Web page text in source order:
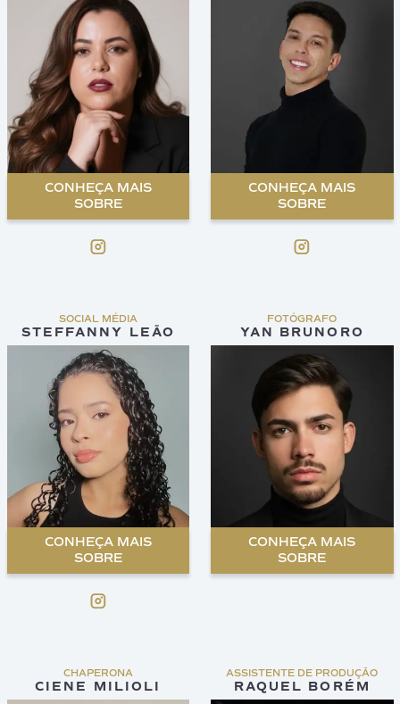
CONHEÇA MAIS
SOBRE
CONHEÇA MAIS
SOBRE
SOCIAL MÉDIA
STEFFANNY LEÃO
CONHEÇA MAIS
SOBRE
FOTÓGRAFO
YAN BRUNORO
CONHEÇA MAIS
SOBRE
CHAPERONA
CIENE MILIOLI
ASSISTENTE DE PRODUÇÃO
RAQUEL BORÉM